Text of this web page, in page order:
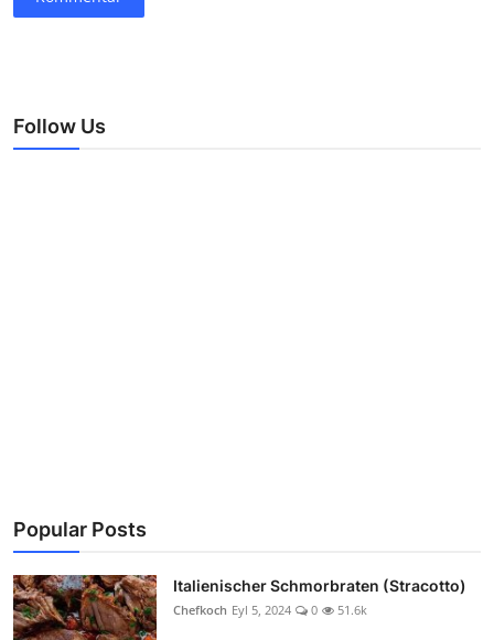
Follow Us
Popular Posts
Italienischer Schmorbraten (Stracotto)
Chefkoch Eyl 5, 2024 0 51.6k